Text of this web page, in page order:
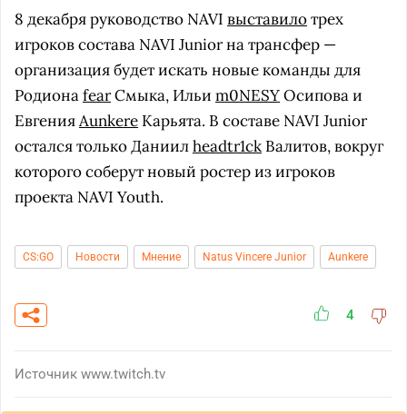
8 декабря руководство NAVI выставилотрех
игроков состава NAVI Junior на трансфер —
организация будет искать новые команды для
РодионаfearСмыка, Ильи m0NESYОсипова и
ЕвгенияAunkere Карьята. В составе NAVI Junior
остался только Даниилheadtr1ck Валитов, вокруг
которого соберут новый ростер из игроков
проекта NAVI Youth.
CS:GO Новости Мнение Natus Vincere Junior Aunkere
4
Источник www.twitch.tv